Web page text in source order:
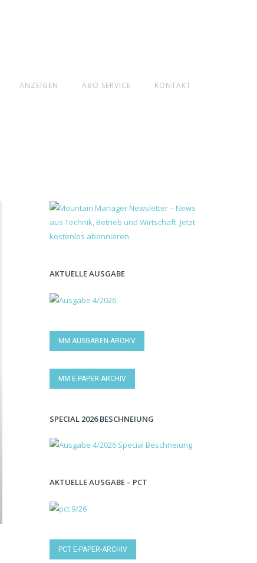
ANZEIGEN ABO SERVICE KONTAKT
AKTUELLE AUSGABE
MM AUSGABEN-ARCHIV
MM E-PAPER-ARCHIV
SPECIAL 2026 BESCHNEIUNG
AKTUELLE AUSGABE – PCT
PCT E-PAPER-ARCHIV